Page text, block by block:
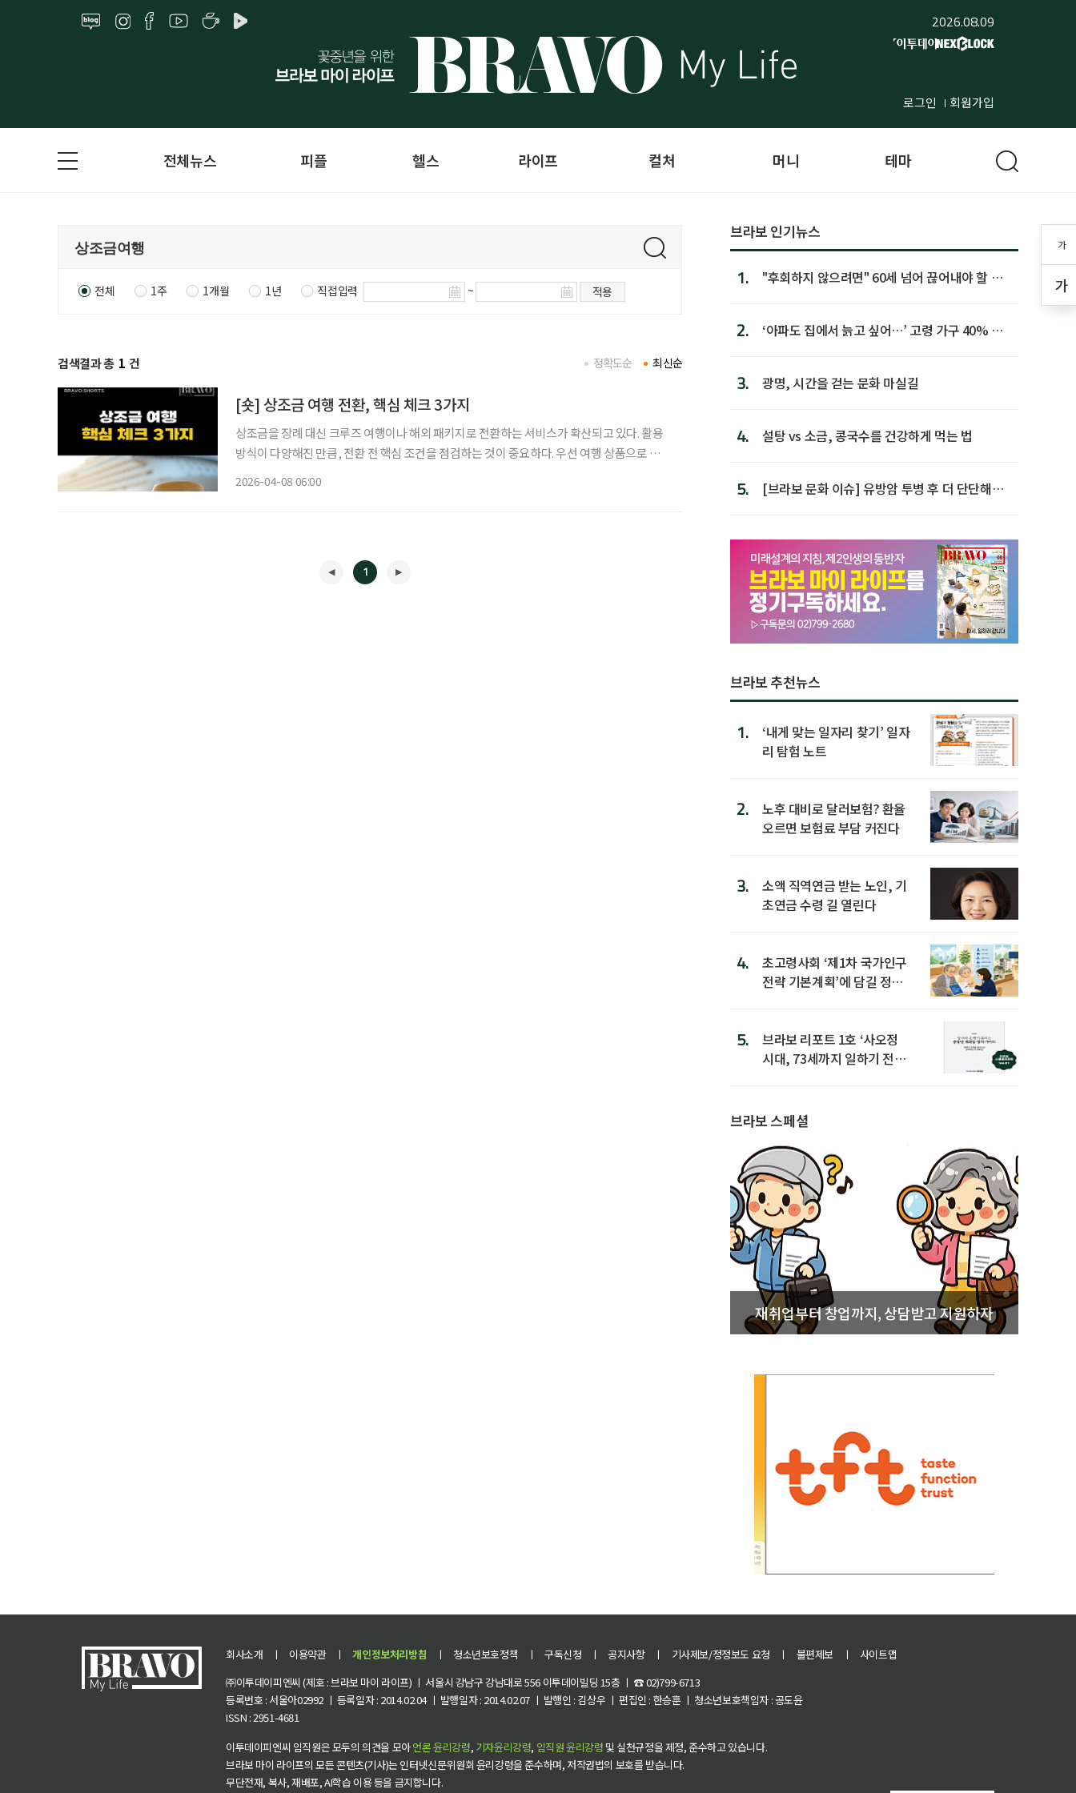
2026.08.09
로그인 회원가입
가
가
전체뉴스 피플 헬스 라이프 컬처 머니 테마
전체 1주 1개월 1년 직접입력 ~ 적용
검색결과 총 1 건 최신순
정확도순
[숏] 상조금 여행 전환, 핵심 체크 3가지
상조금을 장례 대신 크루즈 여행이나 해외 패키지로 전환하는 서비스가 확산되고 있다. 활용
방식이 다양해진 만큼, 전환 전 핵심 조건을 점검하는 것이 중요하다. 우선 여행 상품으로 바
2026-04-08 06:00
1
브라보 인기뉴스
1.
"후회하지 않으려면" 60세 넘어 끊어내야 할 사
2.
‘아파도 집에서 늙고 싶어…’ 고령 가구 40% 노
3. 광명, 시간을 걷는 문화 마실길
4. 설탕 vs 소금, 콩국수를 건강하게 먹는 법
5.
[브라보 문화 이슈] 유방암 투병 후 더 단단해진
브라보 추천뉴스
1.
‘내게 맞는 일자리 찾기’ 일자
리 탐험 노트
2.
노후 대비로 달러보험? 환율
오르면 보험료 부담 커진다
3.
소액 직역연금 받는 노인, 기
초연금 수령 길 열린다
4.
초고령사회 ‘제1차 국가인구
전략 기본계획’에 담길 정책
5.
브라보 리포트 1호 ‘사오정
시대, 73세까지 일하기 전략’
브라보 스페셜
재취업부터 창업까지, 상담받고 지원하자
회사소개 ㅣ 이용약관 ㅣ 개인정보처리방침 ㅣ 청소년보호정책 ㅣ 구독신청 ㅣ 공지사항 ㅣ 기사제보/정정보도 요청 ㅣ 불편제보 ㅣ
사이트맵
㈜이투데이피엔씨 (제호 : 브라보 마이 라이프) ㅣ 서울시 강남구 강남대로 556 이투데이빌딩 15층 ㅣ ☎ 02)799-6713
등록번호 : 서울아02992 ㅣ 등록일자 : 2014.02.04 ㅣ 발행일자 : 2014.02.07 ㅣ 발행인 : 김상우 ㅣ 편집인 : 한승훈 ㅣ 청소년보호책임자 : 공도윤
ISSN : 2951-4681
이투데이피엔씨 임직원은 모두의 의견을 모아언론 윤리강령, 기자윤리강령, 임직원 윤리강령 및 실천규정을 제정, 준수하고 있습니다.
브라보 마이 라이프의 모든 콘텐츠(기사)는 인터넷신문위원회 윤리강령을 준수하며, 저작권법의 보호를 받습니다.
무단전재, 복사, 재배포, AI학습 이용 등을 금지합니다.